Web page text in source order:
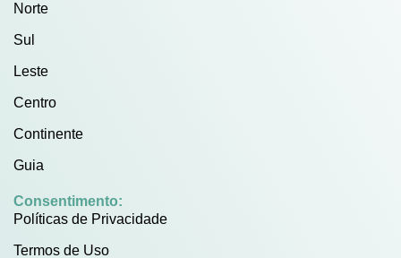
Norte
Sul
Leste
Centro
Continente
Guia
Consentimento:
Políticas de Privacidade
Termos de Uso